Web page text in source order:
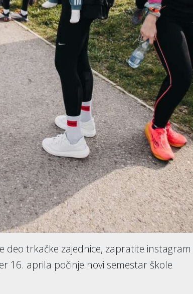
deo trkačke zajednice, zapratite instagram
16. aprila počinje novi semestar škole